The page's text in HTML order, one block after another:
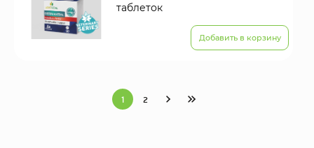
таблеток
Добавить в корзину
1 2